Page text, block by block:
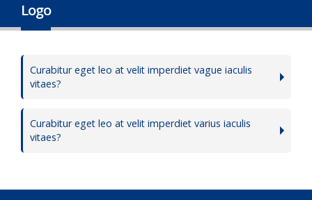
Logo
Curabitur eget leo at velit imperdiet vague iaculis
vitaes?
Curabitur eget leo at velit imperdiet varius iaculis
vitaes?